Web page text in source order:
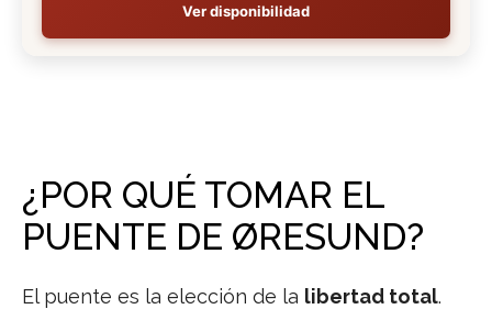
Ver disponibilidad
¿POR QUÉ TOMAR EL
PUENTE DE ØRESUND?
El puente es la elección de la libertad total.